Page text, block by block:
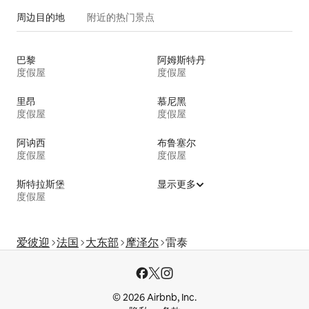
周边目的地 附近的热门景点
巴黎
度假屋
阿姆斯特丹
度假屋
里昂
度假屋
慕尼黑
度假屋
阿讷西
度假屋
布鲁塞尔
度假屋
斯特拉斯堡
度假屋
显示更多
爱彼迎 法国 大东部 摩泽尔 雷泰
© 2026 Airbnb, Inc.